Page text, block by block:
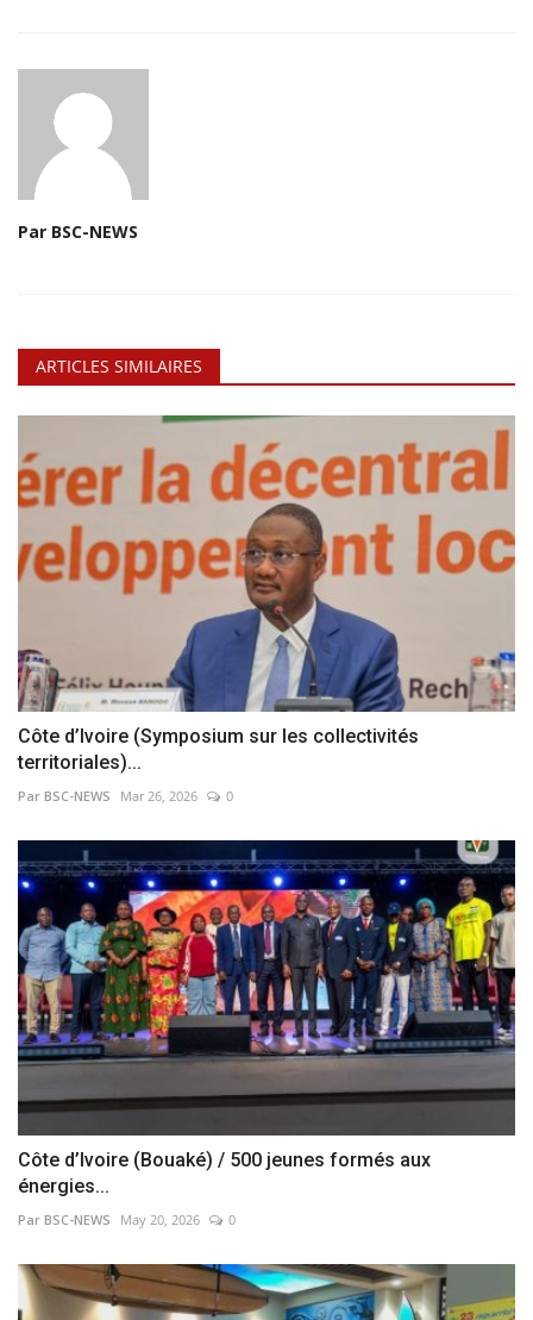
Par BSC-NEWS
ARTICLES SIMILAIRES
Côte d’Ivoire (Symposium sur les collectivités
territoriales)...
Par BSC-NEWS Mar 26, 2026 0
Côte d’Ivoire (Bouaké) / 500 jeunes formés aux
énergies...
Par BSC-NEWS May 20, 2026 0